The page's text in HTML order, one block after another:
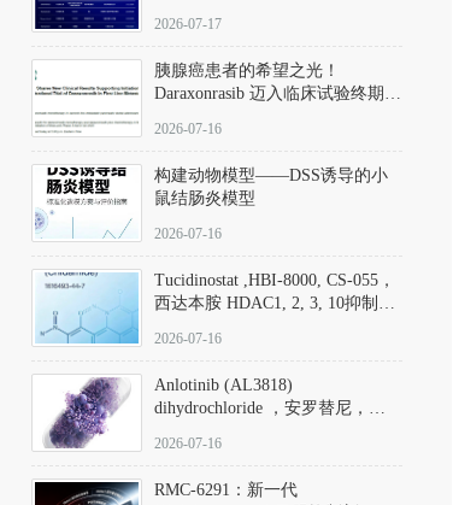
2026-07-17
胰腺癌患者的希望之光！
Daraxonrasib 迈入临床试验终期阶
2026-07-16
构建动物模型——DSS诱导的小
鼠结肠炎模型
2026-07-16
Tucidinostat ,HBI-8000, CS-055，
西达本胺 HDAC1, 2, 3, 10抑制剂
D808567) - DKM活性分子
2026-07-16
Anlotinib (AL3818)
dihydrochloride ，安罗替尼，
Hydrochloride实验方法步骤SOP
2026-07-16
RMC-6291：新一代